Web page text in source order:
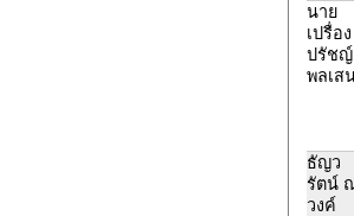
นาย
เปรื่อง
ปรัชญ์
พลเส
ธัญว
รัตน์
วงค์